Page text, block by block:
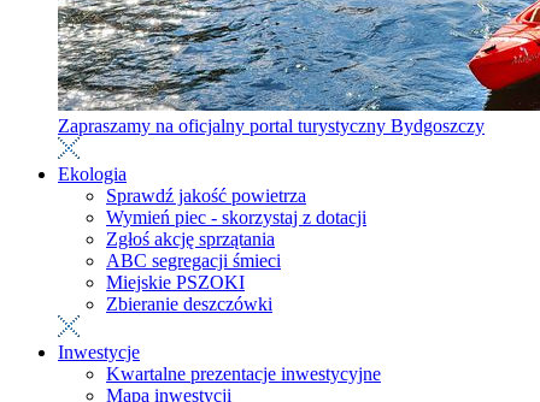
Zapraszamy na oficjalny portal turystyczny Bydgoszczy
Ekologia
Sprawdź jakość powietrza
Wymień piec - skorzystaj z dotacji
Zgłoś akcję sprzątania
ABC segregacji śmieci
Miejskie PSZOKI
Zbieranie deszczówki
Inwestycje
Kwartalne prezentacje inwestycyjne
Mapa inwestycji